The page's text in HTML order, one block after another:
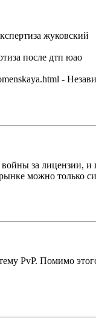
жуковский
после дтп юао
-
войны за лицензии,
можно только
PvP. Помимо